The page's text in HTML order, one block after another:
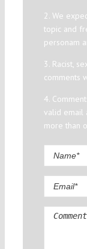
2. We
topic and
personam
3. Racist,
comments
4.
valid email
more than
Comment